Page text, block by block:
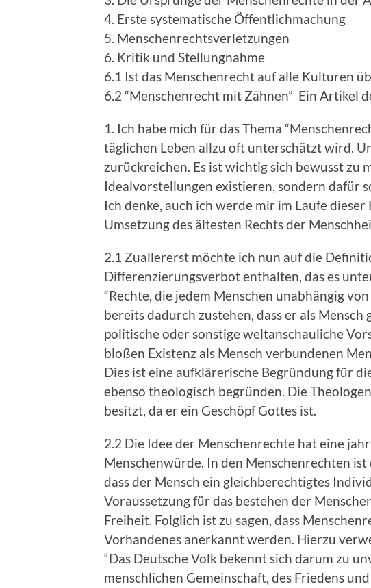
4. Erste systematische Öffentlichmachung
5. Menschenrechtsverletzungen
6. Kritik und Stellungnahme
6.1 Ist das Menschenrecht auf alle Kulturen
6.2 “Menschenrecht mit Zähnen” Ein Artikel
1. Ich habe mich für das Thema
täglichen Leben allzu oft unterschätzt wird.
zurückreichen. Es ist wichtig sich bewusst zu
Idealvorstellungen existieren, sondern dafür
Ich denke, auch ich werde mir im Laufe
Umsetzung des ältesten Rechts der
2.1 Zuallererst möchte ich nun auf die
Differenzierungsverbot enthalten, das es
“Rechte, die jedem Menschen unabhängig
bereits dadurch zustehen, dass er als
politische oder sonstige weltanschauliche
bloßen Existenz als Mensch verbundenen
Dies ist eine aufklärerische Begründung für
ebenso theologisch begründen. Die
besitzt, da er ein Geschöpf Gottes ist.
2.2 Die Idee der Menschenrechte hat eine
Menschenwürde. In den Menschenrechten
dass der Mensch ein gleichberechtigtes
Voraussetzung für das bestehen der
Freiheit. Folglich ist zu sagen, dass
Vorhandenes anerkannt werden. Hierzu
“Das Deutsche Volk bekennt sich darum zu
menschlichen Gemeinschaft, des Friedens